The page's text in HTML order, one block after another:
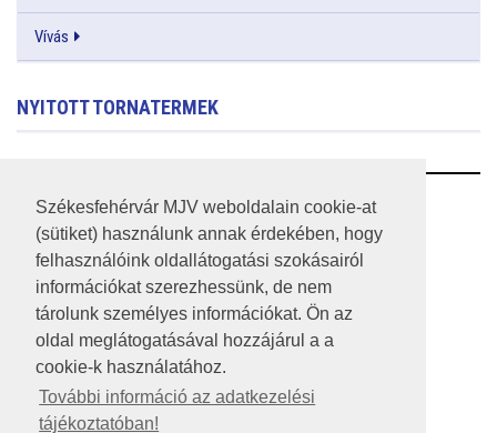
Székesfehérvár MJV weboldalain cookie-at
(sütiket) használunk annak érdekében, hogy
felhasználóink oldallátogatási szokásairól
információkat szerezhessünk, de nem
tárolunk személyes információkat. Ön az
oldal meglátogatásával hozzájárul a a
cookie-k használatához.
További információ az adatkezelési
tájékoztatóban!
Vívás
NYITOTT TORNATERMEK
RSS
A HONLAP 2017.03.31-I ÁLLAPOTA
JOGI NYILATKOZAT
IMPRESSZUM
KÖZÉRDEKŰ ADATOK